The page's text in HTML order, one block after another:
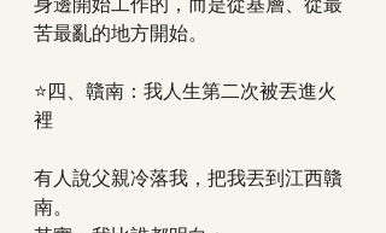
苦最亂的地方開始。
⭐四、贛南：我人生第二次被丟進火
裡
有人說父親冷落我，把我丟到江西贛
南。